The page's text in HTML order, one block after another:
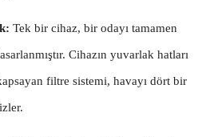
Tek bir cihaz, bir odayı tamamen
Cihazın yuvarlak hatları
filtre sistemi, havayı dört bir